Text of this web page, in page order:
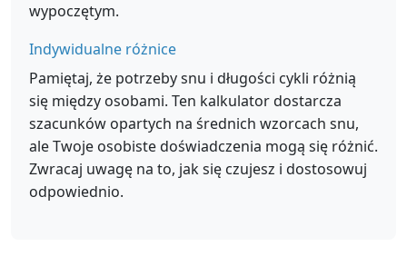
wypoczętym.
Indywidualne różnice
Pamiętaj, że potrzeby snu i długości cykli różnią
się między osobami. Ten kalkulator dostarcza
szacunków opartych na średnich wzorcach snu,
ale Twoje osobiste doświadczenia mogą się różnić.
Zwracaj uwagę na to, jak się czujesz i dostosowuj
odpowiednio.